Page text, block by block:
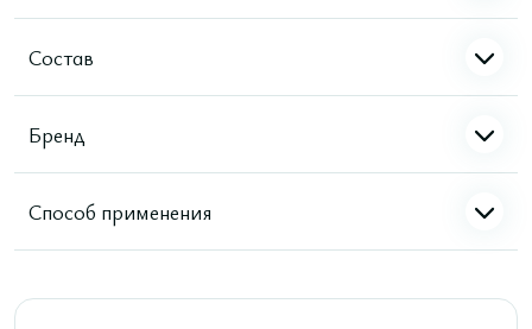
Состав
Бренд
Способ применения